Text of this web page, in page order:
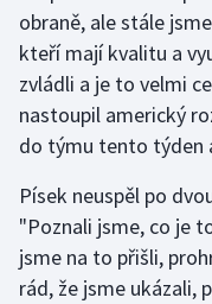
obraně, ale stále
kteří mají kvalitu a
zvládli a je to velmi
nastoupil americký
do týmu tento týden
Písek neuspěl po
"Poznali jsme, co je
jsme na to přišli,
rád, že jsme ukázali,